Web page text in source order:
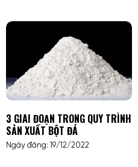
3 GIAI ĐOẠN TRONG QUY TRÌNH
SẢN XUẤT BỘT ĐÁ
Ngày đăng: 19/12/2022